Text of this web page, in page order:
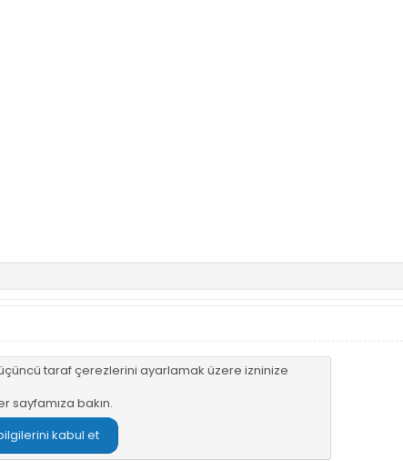
taraf çerezlerini ayarlamak üzere izninize
sayfamıza bakın.
kabul et